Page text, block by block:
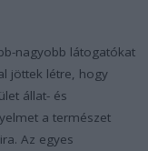
nagyobb látogatókat
jöttek létre, hogy
állat- és
a természet
Az egyes